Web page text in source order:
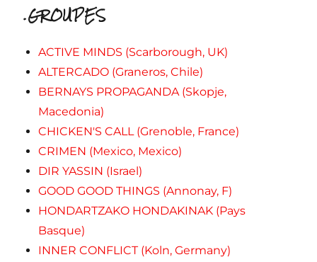
.GROUPES
ACTIVE MINDS (Scarborough, UK)
ALTERCADO (Graneros, Chile)
BERNAYS PROPAGANDA (Skopje,
Macedonia)
CHICKEN'S CALL (Grenoble, France)
CRIMEN (Mexico, Mexico)
DIR YASSIN (Israel)
GOOD GOOD THINGS (Annonay, F)
HONDARTZAKO HONDAKINAK (Pays
Basque)
INNER CONFLICT (Koln, Germany)